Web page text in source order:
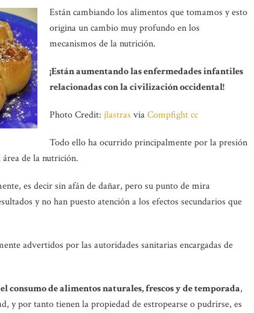
Están cambiando los alimentos que tomamos y esto
origina un cambio muy profundo en los
mecanismos de la nutrición.
¡Están aumentando las enfermedades infantiles
relacionadas con la civilización occidental!
Photo Credit: jlastras viaCompfightcc
Todo ello ha ocurrido principalmente por la presión
de la nutrición.
es decir sin afán de dañar, pero su punto de mira
y no han puesto atención a los efectos secundarios que
advertidos por las autoridades sanitarias encargadas de
consumo de alimentos naturales, frescos y de temporada,
y por tanto tienen la propiedad de estropearse o pudrirse, es